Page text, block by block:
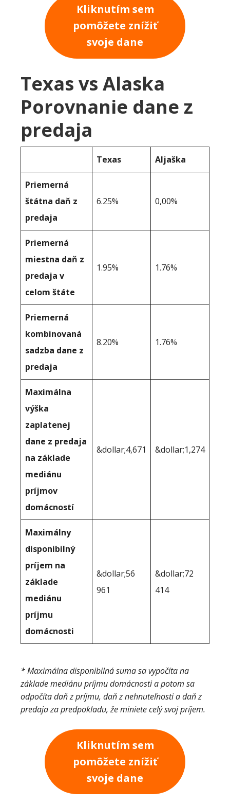
Kliknutím sem
pomôžete znížiť
svoje dane
Texas vs Alaska
Porovnanie dane z
predaja
Texas Aljaška
Priemerná
štátna daň z
predaja
6.25% 0,00%
Priemerná
miestna daň z
predaja v
celom štáte
1.95% 1.76%
Priemerná
kombinovaná
sadzba dane z
predaja
8.20% 1.76%
Maximálna
výška
zaplatenej
dane z predaja
na základe
mediánu
príjmov
domácností
&dollar;4,671 &dollar;1,274
Maximálny
disponibilný
príjem na
základe
mediánu
príjmu
domácnosti
&dollar;56
961
&dollar;72
414
* Maximálna disponibilná suma sa vypočíta na
základe mediánu príjmu domácnosti a potom sa
odpočíta daň z príjmu, daň z nehnuteľnosti a daň z
predaja za predpokladu, že miniete celý svoj príjem.
Kliknutím sem
pomôžete znížiť
svoje dane